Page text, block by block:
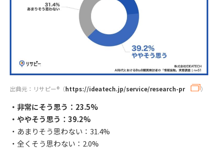
出典元：リサピー®︎（https://ideatech.jp/service/research-pr ）
・非常にそう思う：23.5%
・ややそう思う：39.2%
・あまりそう思わない：31.4%
・全くそう思わない：2.0%